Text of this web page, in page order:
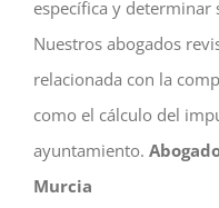
específica y determinar
Nuestros abogados
relacionada con la
como el cálculo del
ayuntamiento.
Murcia